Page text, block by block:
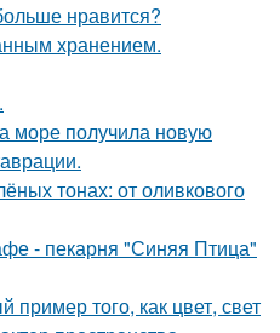
нравится?
хранением.
море получила новую
тонах: от оливкового
- пекарня "Синяя Птица"
пример того, как цвет, свет